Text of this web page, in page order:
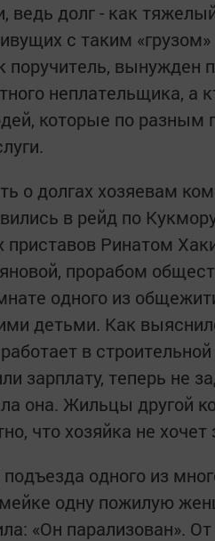
ведь долг - как
с таким
поручитель, вынужден
неплательщика, а
которые по разным
о долгах хозяевам
в рейд по
приставов Ринатом
прорабом
одного из
детьми. Как
в
зарплату, теперь не
она. Жильцы другой
что хозяйка не хочет
одного из
одну пожилую
«Он парализован».